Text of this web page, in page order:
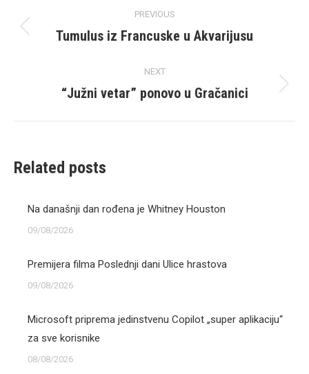
navigation
PREVIOUS
Previous
Tumulus iz Francuske u Akvarijusu
NEXT
Next
“Južni vetar” ponovo u Gračanici
Related posts
Na današnji dan rođena je Whitney Houston
09/08/2026
Premijera filma Poslednji dani Ulice hrastova
09/08/2026
Microsoft priprema jedinstvenu Copilot „super aplikaciju“
za sve korisnike
08/08/2026